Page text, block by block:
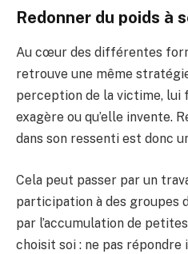
Redonner du poids à
Au cœur des différentes
retrouve une même
perception de la victime, lui
exagère ou qu’elle invente.
dans son ressenti est donc
Cela peut passer par un
participation à des groupes
par l’accumulation de
choisit soi : ne pas répondre